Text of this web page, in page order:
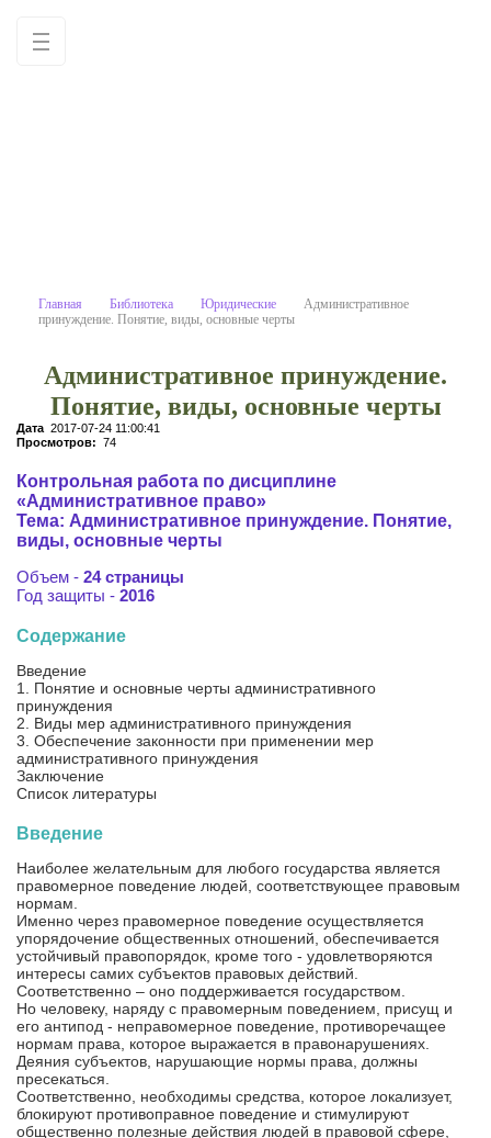
Главная Библиотека Юридические
Административное
принуждение. Понятие, виды, основные черты
Административное принуждение.
Понятие, виды, основные черты
Дата 2017-07-24 11:00:41
Просмотров: 74
Контрольная работа по дисциплине
«Административное право»
Тема: Административное принуждение. Понятие,
виды, основные черты
Объем - 24 страницы
Год защиты - 2016
Содержание
Введение
1. Понятие и основные черты административного
принуждения
2. Виды мер административного принуждения
3. Обеспечение законности при применении мер
административного принуждения
Заключение
Список литературы
Введение
Наиболее желательным для любого государства является
правомерное поведение людей, соответствующее правовым
нормам.
Именно через правомерное поведение осуществляется
упорядочение общественных отношений, обеспечивается
устойчивый правопорядок, кроме того - удовлетворяются
интересы самих субъектов правовых действий.
Соответственно – оно поддерживается государством.
Но человеку, наряду с правомерным поведением, присущ и
его антипод - неправомерное поведение, противоречащее
нормам права, которое выражается в правонарушениях.
Деяния субъектов, нарушающие нормы права, должны
пресекаться.
Соответственно, необходимы средства, которое локализует,
блокируют противоправное поведение и стимулируют
общественно полезные действия людей в правовой сфере,